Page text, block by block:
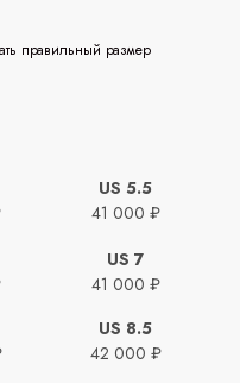
правильный размер
US 5.5
41 000 ₽
US 7
41 000 ₽
US 8.5
42 000 ₽